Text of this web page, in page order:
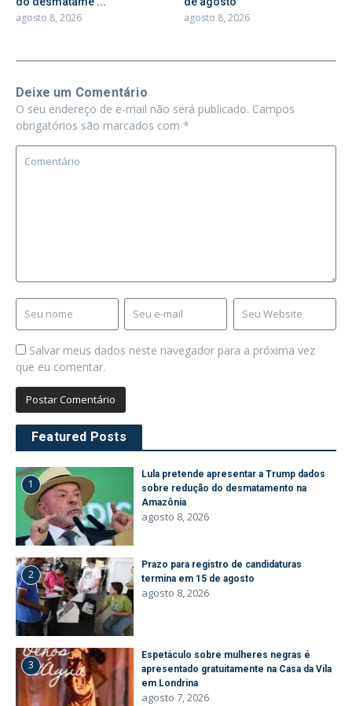
agosto 8, 2026 agosto 8, 2026
Deixe um Comentário
O seu endereço de e-mail não será publicado. Campos
obrigatórios são marcados com *
Salvar meus dados neste navegador para a próxima vez
que eu comentar.
Featured Posts
1
Lula pretende apresentar a Trump dados
sobre redução do desmatamento na
Amazônia
agosto 8, 2026
2
Prazo para registro de candidaturas
termina em 15 de agosto
agosto 8, 2026
3
Espetáculo sobre mulheres negras é
apresentado gratuitamente na Casa da Vila
em Londrina
agosto 7, 2026